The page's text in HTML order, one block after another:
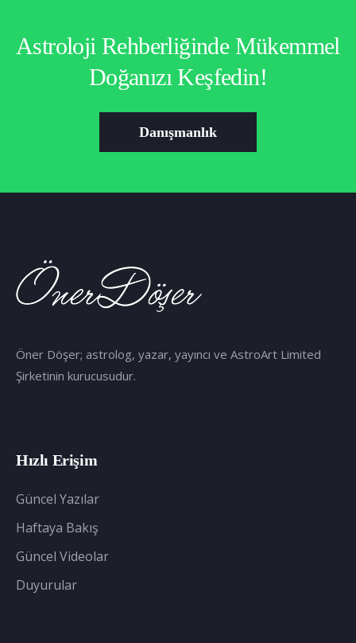
Astroloji Rehberliğinde Mükemmel
Doğanızı Keşfedin!
Danışmanlık
Öner Döşer; astrolog, yazar, yayıncı ve AstroArt Limited
Şirketinin kurucusudur.
Hızlı Erişim
Güncel Yazılar
Haftaya Bakış
Güncel Videolar
Duyurular